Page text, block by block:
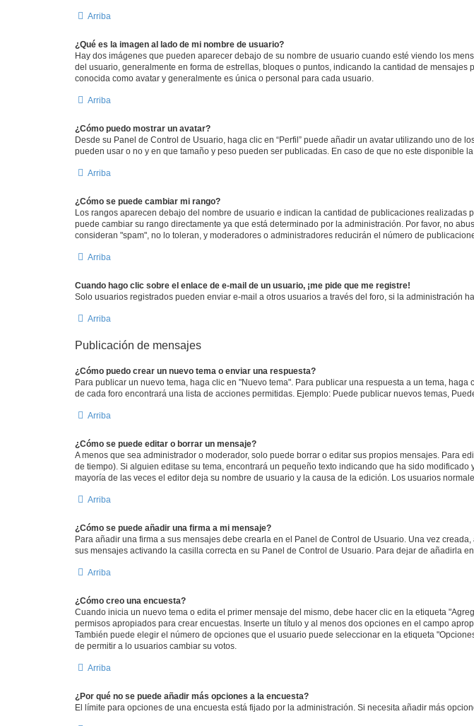
Arriba
¿Qué es la imagen al lado de mi nombre de usuario?
Hay dos imágenes que pueden aparecer debajo de su nombre de usuario cuando esté viendo los
del usuario, generalmente en forma de estrellas, bloques o puntos, indicando la cantidad de
conocida como avatar y generalmente es única o personal para cada usuario.
Arriba
¿Cómo puedo mostrar un avatar?
Desde su Panel de Control de Usuario, haga clic en “Perfil” puede añadir un avatar utilizando uno de
pueden usar o no y en que tamaño y peso pueden ser publicadas. En caso de que no este disponible
Arriba
¿Cómo se puede cambiar mi rango?
Los rangos aparecen debajo del nombre de usuario e indican la cantidad de publicaciones
puede cambiar su rango directamente ya que está determinado por la administración. Por favor, no
consideran "spam", no lo toleran, y moderadores o administradores reducirán el número de
Arriba
Cuando hago clic sobre el enlace de e-mail de un usuario, ¡me pide que me registre!
Solo usuarios registrados pueden enviar e-mail a otros usuarios a través del foro, si la administración
Arriba
Publicación de mensajes
¿Cómo puedo crear un nuevo tema o enviar una respuesta?
Para publicar un nuevo tema, haga clic en "Nuevo tema". Para publicar una respuesta a un tema,
de cada foro encontrará una lista de acciones permitidas. Ejemplo: Puede publicar nuevos temas,
Arriba
¿Cómo se puede editar o borrar un mensaje?
A menos que sea administrador o moderador, solo puede borrar o editar sus propios mensajes. Para
de tiempo). Si alguien editase su tema, encontrará un pequeño texto indicando que ha sido
mayoría de las veces el editor deja su nombre de usuario y la causa de la edición. Los usuarios
Arriba
¿Cómo se puede añadir una firma a mi mensaje?
Para añadir una firma a sus mensajes debe crearla en el Panel de Control de Usuario. Una vez creada,
sus mensajes activando la casilla correcta en su Panel de Control de Usuario. Para dejar de añadirla
Arriba
¿Cómo creo una encuesta?
Cuando inicia un nuevo tema o edita el primer mensaje del mismo, debe hacer clic en la etiqueta
permisos apropiados para crear encuestas. Inserte un título y al menos dos opciones en el campo
También puede elegir el número de opciones que el usuario puede seleccionar en la etiqueta
de permitir a lo usuarios cambiar su votos.
Arriba
¿Por qué no se puede añadir más opciones a la encuesta?
El límite para opciones de una encuesta está fijado por la administración. Si necesita añadir más